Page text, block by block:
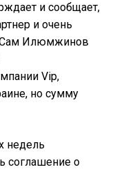
и сообщает,
и очень
Сам Илюмжинов
Vip,
но сумму
недель
соглашение о